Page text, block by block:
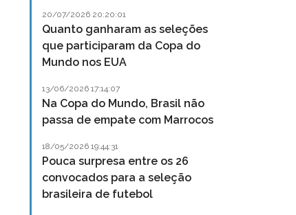
20/07/2026 20:20:01
Quanto ganharam as seleções
que participaram da Copa do
Mundo nos EUA
13/06/2026 17:14:07
Na Copa do Mundo, Brasil não
passa de empate com Marrocos
18/05/2026 19:44:31
Pouca surpresa entre os 26
convocados para a seleção
brasileira de futebol